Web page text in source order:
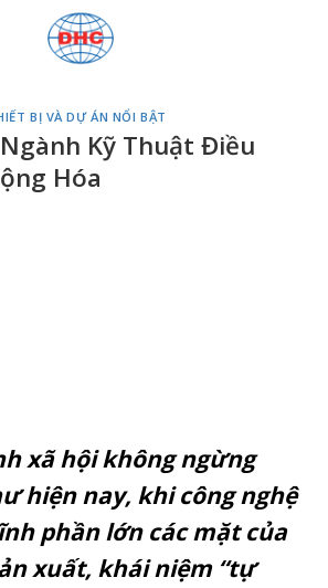
BỊ VÀ DỰ ÁN NỔI BẬT
Kỹ Thuật Điều
Hóa
xã hội không ngừng
hiện nay, khi công nghệ
phần lớn các mặt của
xuất, khái niệm “tự